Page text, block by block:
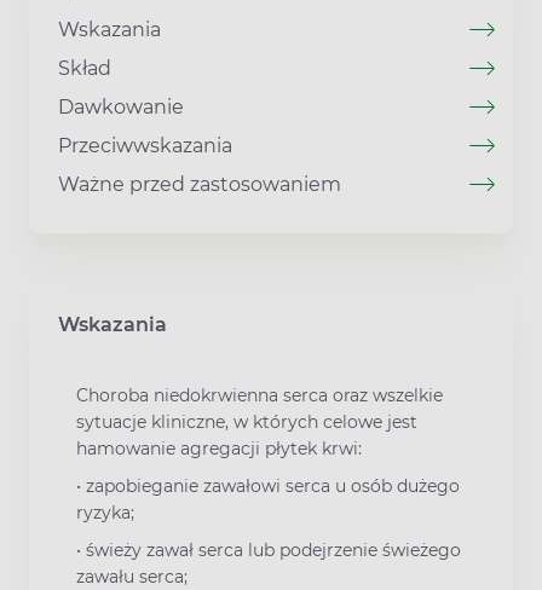
Wskazania
Skład
Dawkowanie
Przeciwwskazania
Ważne przed zastosowaniem
Wskazania
Choroba niedokrwienna serca oraz wszelkie
sytuacje kliniczne, w których celowe jest
hamowanie agregacji płytek krwi:
• zapobieganie zawałowi serca u osób dużego
ryzyka;
• świeży zawał serca lub podejrzenie świeżego
zawału serca;